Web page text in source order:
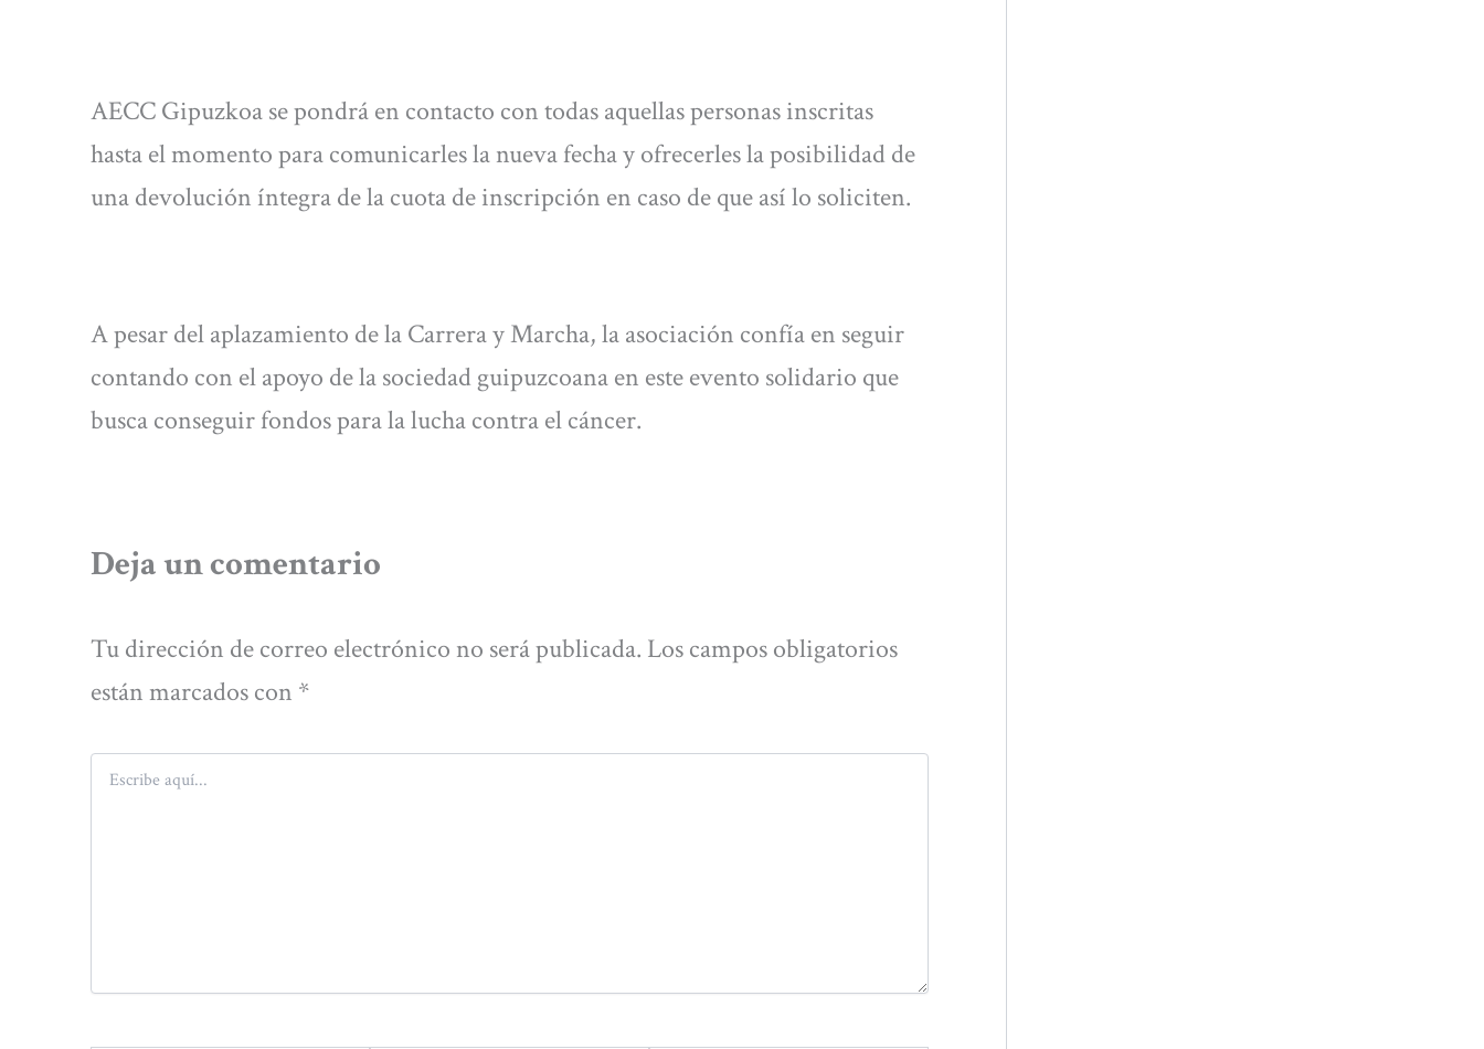
AECC Gipuzkoa se pondrá en contacto con todas aquellas personas inscritas
hasta el momento para comunicarles la nueva fecha y ofrecerles la posibilidad de
una devolución íntegra de la cuota de inscripción en caso de que así lo soliciten.
A pesar del aplazamiento de la Carrera y Marcha, la asociación confía en seguir
contando con el apoyo de la sociedad guipuzcoana en este evento solidario que
busca conseguir fondos para la lucha contra el cáncer.
Deja un comentario
Tu dirección de correo electrónico no será publicada. Los campos obligatorios
están marcados con *
Escribe
aquí...